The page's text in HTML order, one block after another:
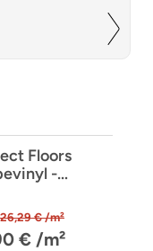
Floors
-
/20
€ /m²
€ /m²